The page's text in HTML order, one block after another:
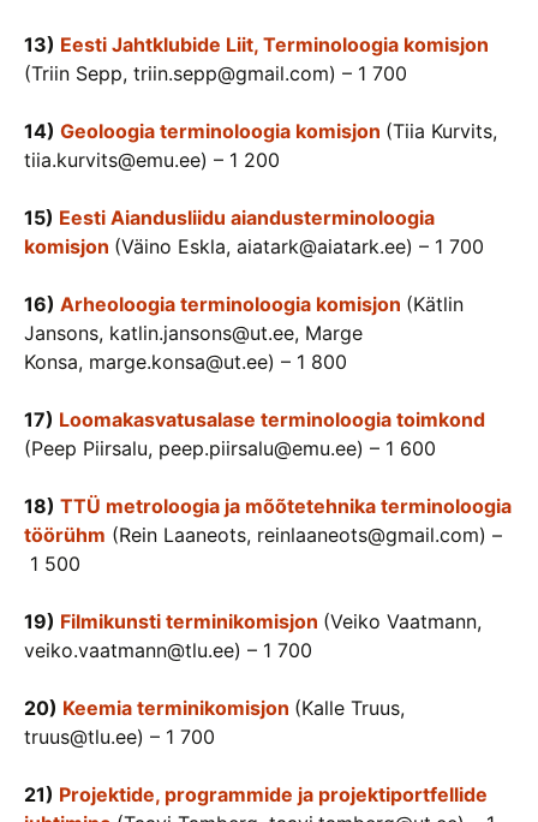
13) Eesti Jahtklubide Liit, Terminoloogia komisjon
(Triin Sepp, triin.sepp@gmail.com) – 1 700
14) Geoloogia terminoloogia komisjon (Tiia Kurvits,
tiia.kurvits@emu.ee) – 1 200
15) Eesti Aiandusliidu aiandusterminoloogia
komisjon (Väino Eskla, aiatark@aiatark.ee) – 1 700
16) Arheoloogia terminoloogia komisjon (Kätlin
Jansons, katlin.jansons@ut.ee, Marge
Konsa, marge.konsa@ut.ee) – 1 800
17) Loomakasvatusalase terminoloogia toimkond
(Peep Piirsalu, peep.piirsalu@emu.ee) – 1 600
18) TTÜ metroloogia ja mõõtetehnika terminoloogia
töörühm (Rein Laaneots, reinlaaneots@gmail.com) –
1 500
19) Filmikunsti terminikomisjon (Veiko Vaatmann,
veiko.vaatmann@tlu.ee) – 1 700
20) Keemia terminikomisjon (Kalle Truus,
truus@tlu.ee) – 1 700
21) Projektide, programmide ja projektiportfellide